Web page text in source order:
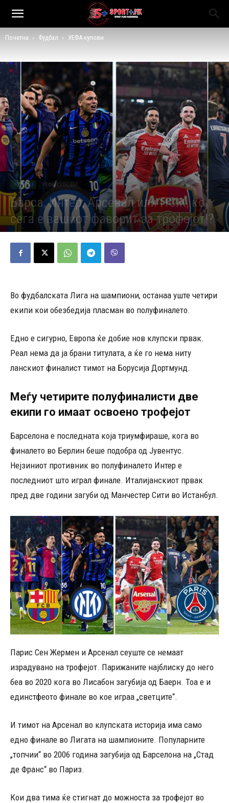
Почетна Фудбал УЕФА купови
ФУДБАЛ УЕФА КУПОВИ
Барса, Интер, Арсенал или ПСЖ, кој
сега е вашиот фаворит за трофејот!?
Објавено од Редакција - 06/05/2025 575
Во фудбалската Лига на шампиони, останаа уште четири
екипи кои обезбедија пласман во полуфиналето.
Едно е сигурно, Европа ќе добие нов клупски првак.
Реал нема да ја брани титулата, а ќе го нема ниту
ланскиот финалист тимот на Борусија Дортмунд.
Меѓу четирите полуфиналисти две
екипи го имаат освоено трофејот
Барселона е последната која триумфираше, кога во
финалето во Берлин беше подобра од Јувентус.
Нејзиниот противник во полуфиналето Интер е
последниот што играл финале. Италијанскиот првак
пред две години загуби од Манчестер Сити во Истанбул.
Парис Сен Жермен и Арсенал сеуште се немаат
израдувано на трофејот. Парижаните најблиску до него
беа во 2020 кога во Лисабон загубија од Баерн. Тоа е и
единстфеото финале во кое играа „светците“.
И тимот на Арсенал во клупската историја има само
едно финале во Лигата на шампионите. Популарните
„топчии“ во 2006 година загубија од Барселона на „Стад
де Франс“ во Париз.
Кои два тима ќе стигнат до можноста за трофејот во